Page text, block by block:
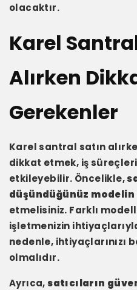
olacaktır.
Karel
Alırken
Gerekenler
Karel santral satın
dikkat etmek, iş
etkileyebilir. Öncelikle,
düşündüğünüz
etmelisiniz. Farklı
işletmenizin
nedenle, ihtiyaçlarınızı
olmalıdır.
Ayrıca,satıcıların